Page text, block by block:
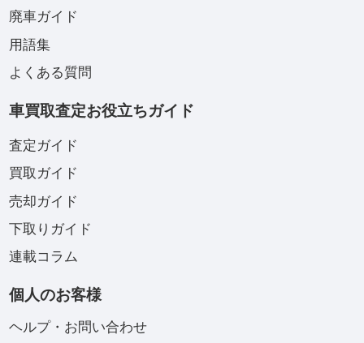
廃車ガイド
用語集
よくある質問
車買取査定お役立ちガイド
査定ガイド
買取ガイド
売却ガイド
下取りガイド
連載コラム
個人のお客様
ヘルプ・お問い合わせ